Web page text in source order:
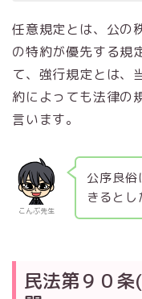
任意規定とは、公の
の特約が優先する規
て、強行規定とは、
約によっても法律の
言います。
こんぶ先生
公序良
きるとし
民法第９０